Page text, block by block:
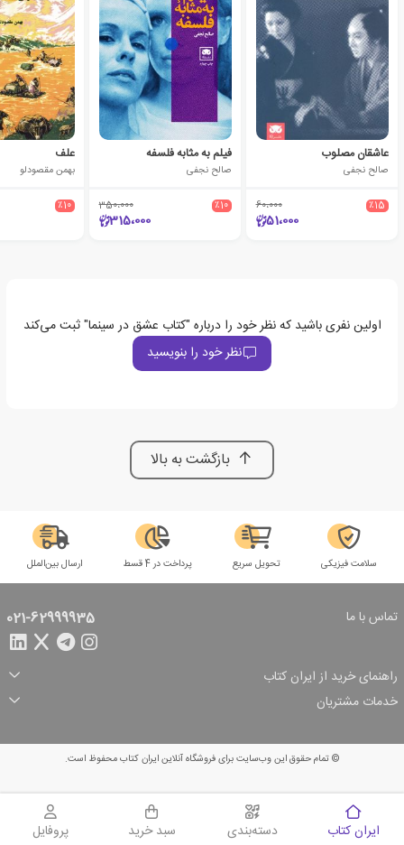
عاشقان مصلوب
صالح نجفی
٪15 60،000
51،000
فیلم به مثابه فلسفه
صالح نجفی
٪10 350،000
315،000
علف
بهمن مقصودلو
٪10
اولین نفری باشید که نظر خود را درباره "کتاب عشق در سینما" ثبت می‌کند
نظر خود را بنویسید
بازگشت به بالا
سلامت فیزیکی تحویل سریع پرداخت در 4 قسط ارسال بین‌الملل
تماس با ما 021-62999935
راهنمای خرید از ایران کتاب
ثبت سفارش
شرایط ارسال سفارش
شیوه پرداخت
تخفیف‌های خرید
خدمات مشتریان
© تمام حقوق این وب‌سایت برای فروشگاه آنلاین ایران کتاب محفوظ است.
ایران کتاب دسته‌بندی
سبد خرید
سبد خرید پروفایل